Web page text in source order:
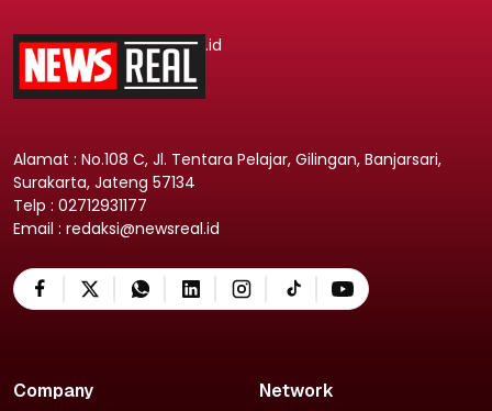
.id
Alamat : No.108 C, Jl. Tentara Pelajar, Gilingan, Banjarsari,
Surakarta, Jateng 57134
Telp : 02712931177
Email : redaksi@newsreal.id
Company Network